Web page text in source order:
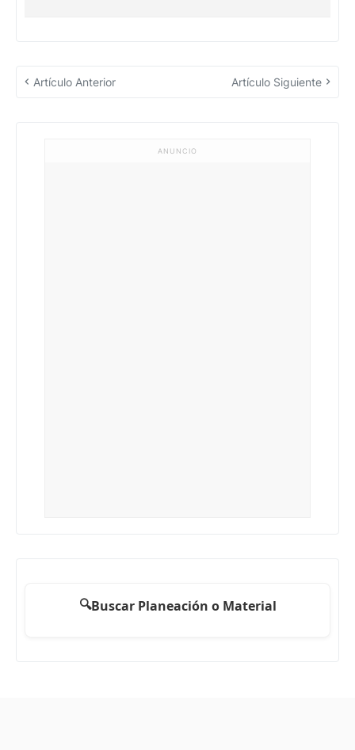
Artículo Anterior Artículo Siguiente
ANUNCIO
🔍Buscar Planeación o Material